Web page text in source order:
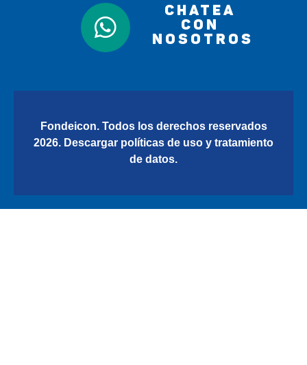
CHATEA
CON
NOSOTROS
Fondeicon. Todos los derechos reservados
2026. Descargar políticas de uso y tratamiento
de datos.